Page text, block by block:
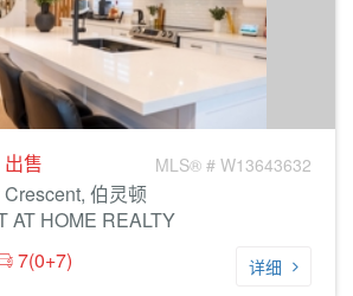
出售 MLS® # W13643632
伯灵顿
AT HOME REALTY
7(0+7) 详细